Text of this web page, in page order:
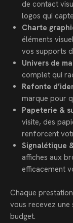
de contact
logos qui
Charte
éléments
vos supports
Univers de
complet qui
Refonte
marque pour
Papeterie &
visite, des
renforcent
Signalétique
affiches aux
efficacement
Chaque
vous recevez
budget.